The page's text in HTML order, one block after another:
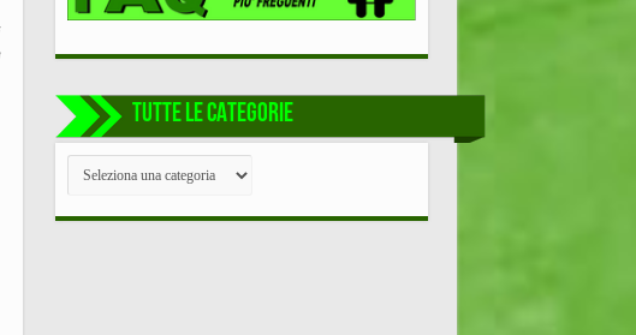
TUTTE LE CATEGORIE
TUTTE
CATEGORIE